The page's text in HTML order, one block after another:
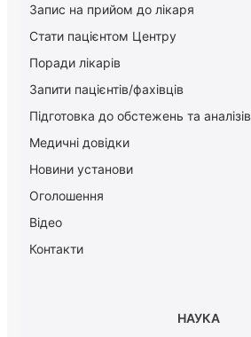
Запис на прийом до лікаря
Стати пацієнтом Центру
Поради лікарів
Запити пацієнтів/фахівців
Підготовка до обстежень та аналізів
Медичні довідки
Новини установи
Оголошення
Відео
Контакти
НАУКА